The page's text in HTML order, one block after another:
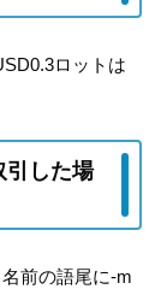
ロットは
引した場
前の語尾に-m